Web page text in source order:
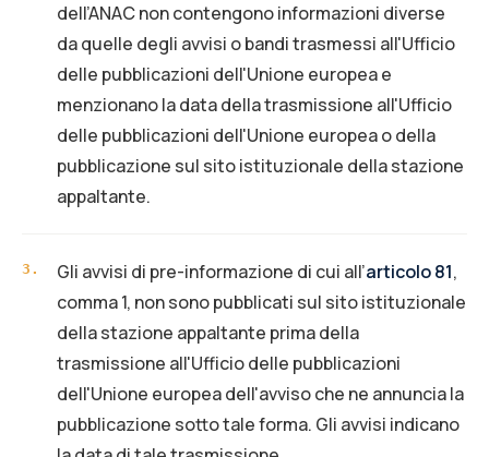
dell’ANAC non contengono informazioni diverse
da quelle degli avvisi o bandi trasmessi all'Ufficio
delle pubblicazioni dell'Unione europea e
menzionano la data della trasmissione all'Ufficio
delle pubblicazioni dell'Unione europea o della
pubblicazione sul sito istituzionale della stazione
appaltante.
3 . Gli avvisi di pre-informazione di cui all’articolo 81,
comma 1, non sono pubblicati sul sito istituzionale
della stazione appaltante prima della
trasmissione all'Ufficio delle pubblicazioni
dell'Unione europea dell'avviso che ne annuncia la
pubblicazione sotto tale forma. Gli avvisi indicano